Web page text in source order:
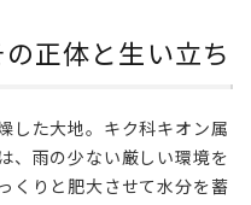
正体と生い立ち
した大地。キク科キオン属
、雨の少ない厳しい環境を
くりと肥大させて水分を蓄